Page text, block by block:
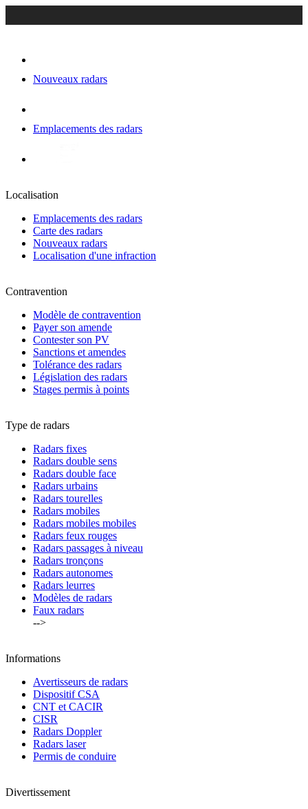
Nouveaux radars
Emplacements des radars
Localisation
Emplacements des radars
Carte des radars
Nouveaux radars
Localisation d'une infraction
Contravention
Modèle de contravention
Payer son amende
Contester son PV
Sanctions et amendes
Tolérance des radars
Législation des radars
Stages permis à points
Type de radars
Radars fixes
Radars double sens
Radars double face
Radars urbains
Radars tourelles
Radars mobiles
Radars mobiles mobiles
Radars feux rouges
Radars passages à niveau
Radars tronçons
Radars autonomes
Radars leurres
Modèles de radars
Faux radars
-->
Informations
Avertisseurs de radars
Dispositif CSA
CNT et CACIR
CISR
Radars Doppler
Radars laser
Permis de conduire
Divertissement